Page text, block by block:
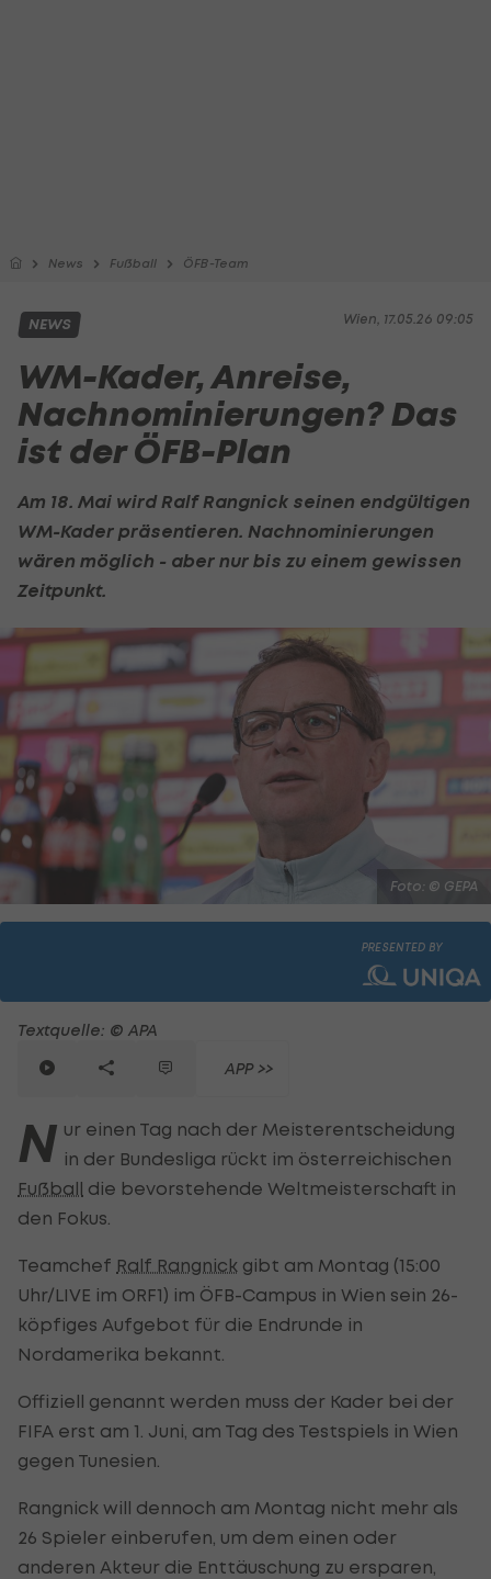
News Fußball ÖFB-Team
Wien, 17.05.26 09:05
NEWS
WM-Kader, Anreise,
Nachnominierungen? Das
ist der ÖFB-Plan
Am 18. Mai wird Ralf Rangnick seinen endgültigen
WM-Kader präsentieren. Nachnominierungen
wären möglich - aber nur bis zu einem gewissen
Zeitpunkt.
Foto: © GEPA
PRESENTED BY
Textquelle: © APA
APP >>
N ur einen Tag nach der Meisterentscheidung
in der Bundesliga rückt im österreichischen
Fußball die bevorstehende Weltmeisterschaft in
den Fokus.
Teamchef Ralf Rangnick gibt am Montag (15:00
Uhr/LIVE im ORF1) im ÖFB-Campus in Wien sein 26-
köpfiges Aufgebot für die Endrunde in
Nordamerika bekannt.
Offiziell genannt werden muss der Kader bei der
FIFA erst am 1. Juni, am Tag des Testspiels in Wien
gegen Tunesien.
Rangnick will dennoch am Montag nicht mehr als
26 Spieler einberufen, um dem einen oder
anderen Akteur die Enttäuschung zu ersparen,